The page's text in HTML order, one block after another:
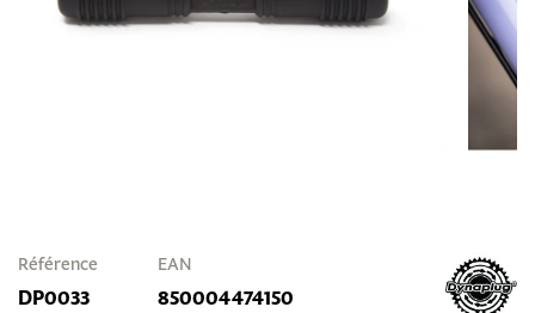
Référence
DP0033
EAN
850004474150